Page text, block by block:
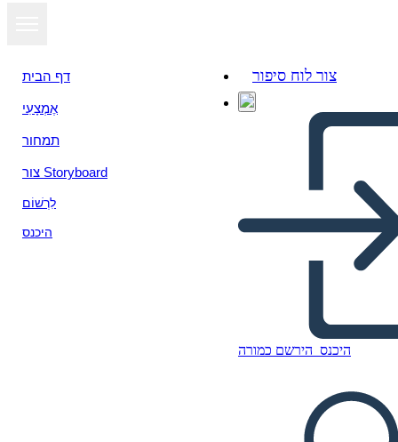
דף הבית
אֶמְצָעִי
תמחור
צור Storyboard
לִרְשׁוֹם
היכנס
צור לוח סיפור
היכנס הירשם כמורה
Šablona Vědeckého Procesu